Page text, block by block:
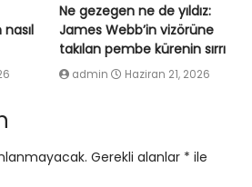
Ne gezegen ne de yıldız:
James Webb’in vizörüne
takılan pembe kürenin sırrı
admin Haziran 21, 2026
Gerekli alanlar * ile